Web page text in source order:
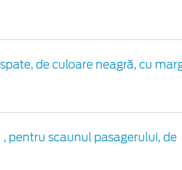
de culoare neagră, cu
pentru scaunul pasagerului, de